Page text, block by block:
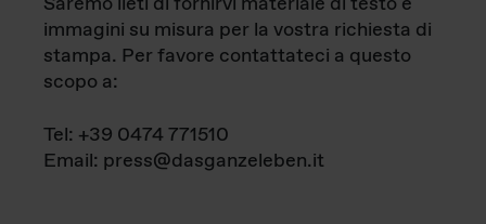
immagini su misura per la vostra richiesta di
stampa. Per favore contattateci a questo
scopo a:
Tel: +39 0474 771510
Email: press@dasganzeleben.it